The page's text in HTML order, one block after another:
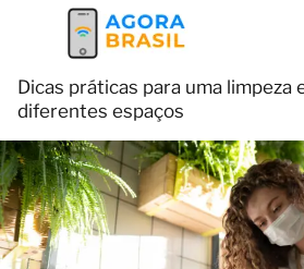
Dicas práticas para uma limpeza
diferentes espaços